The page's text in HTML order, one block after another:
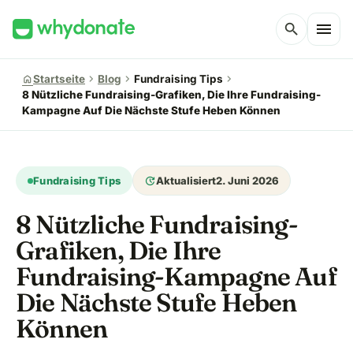
search menu
homeStartseite chevron_right Blog chevron_right Fundraising Tips chevron_right
8 Nützliche Fundraising-Grafiken, Die Ihre Fundraising-
Kampagne Auf Die Nächste Stufe Heben Können
Fundraising Tips updateAktualisiert2. Juni 2026
8 Nützliche Fundraising-
Grafiken, Die Ihre
Fundraising-Kampagne Auf
Die Nächste Stufe Heben
Können